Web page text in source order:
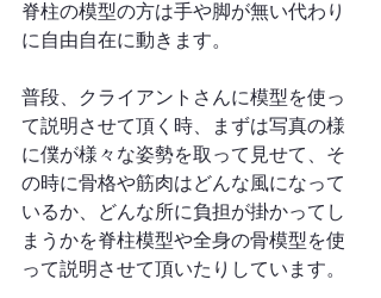
脊柱の模型の方は手や脚が無い代わり
に自由自在に動きます。
普段、クライアントさんに模型を使っ
て説明させて頂く時、まずは写真の様
に僕が様々な姿勢を取って見せて、そ
の時に骨格や筋肉はどんな風になって
いるか、どんな所に負担が掛かってし
まうかを脊柱模型や全身の骨模型を使
って説明させて頂いたりしています。